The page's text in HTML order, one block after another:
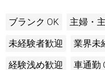
ブランク OK 主婦・
未経験者歓迎 業界未
経験浅め歓迎 車通勤